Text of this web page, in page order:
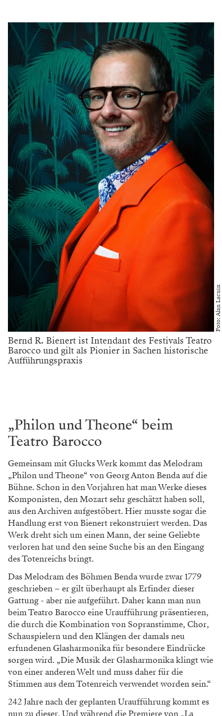
Foto: Alan Lacuin
Bernd R. Bienert ist Intendant des Festivals Teatro
Barocco und gilt als Pionier in Sachen historische
Aufführungspraxis
„Philon und Theone“ beim
Teatro Barocco
Gemeinsam mit Glucks Werk kommt das Melodram
„Philon und Theone“ von Georg Anton Benda auf die
Bühne. Schon in den Vorjahren hat man Werke dieses
Komponisten, den Mozart sehr geschätzt haben soll,
aus den Archiven aufgestöbert. Hier musste sogar die
Handlung erst von Bienert rekonstruiert werden. Das
Werk dreht sich um einen Mann, der seine Geliebte
verloren hat und den seine Suche bis an den Eingang
des Totenreichs bringt.
Das Melodram des Böhmen Benda wurde zwar 1779
geschrieben – er gilt überhaupt als Erfinder dieser
Gattung - aber nie aufgeführt. Daher kann man nun
beim Teatro Barocco eine Uraufführung präsentieren,
die durch die Kombination von Sopranstimme, Chor,
Schauspielern und den Klängen der damals neu
erfundenen Glasharmonika für besondere Eindrücke
sorgen wird. „Die Musik der Glasharmonika klingt wie
von einer anderen Welt und muss daher für die
Stimmen aus dem Totenreich verwendet worden sein.“
242 Jahre nach der geplanten Uraufführung kommt es